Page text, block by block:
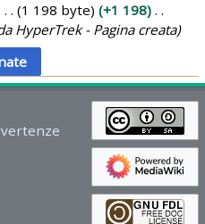
1 198 byte
+1 198
HyperTrek - Pagina creata